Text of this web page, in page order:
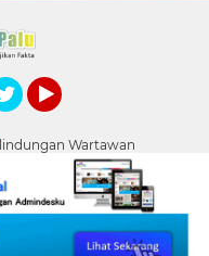
Wartawan
Pedoman Media Siber
PALU